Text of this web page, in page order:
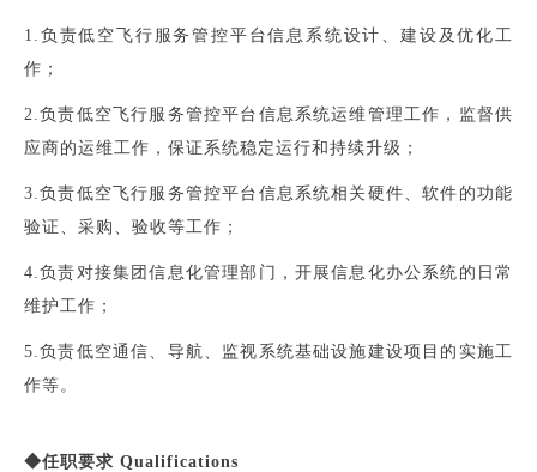
1.负责低空飞行服务管控平台信息系统设计、建设及优化工
作；
2.负责低空飞行服务管控平台信息系统运维管理工作，监督供
应商的运维工作，保证系统稳定运行和持续升级；
3.负责低空飞行服务管控平台信息系统相关硬件、软件的功能
验证、采购、验收等工作；
4.负责对接集团信息化管理部门，开展信息化办公系统的日常
维护工作；
5.负责低空通信、导航、监视系统基础设施建设项目的实施工
作等。
◆任职要求 Qualifications